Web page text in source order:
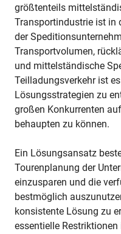
größtenteils
Transportindustrie ist in
der
Transportvolumen,
und mittelständische
Teilladungsverkehr ist
Lösungsstrategien zu
großen Konkurrenten
behaupten zu können.
Ein Lösungsansatz
Tourenplanung der
einzusparen und die
bestmöglich
konsistente Lösung zu
essentielle